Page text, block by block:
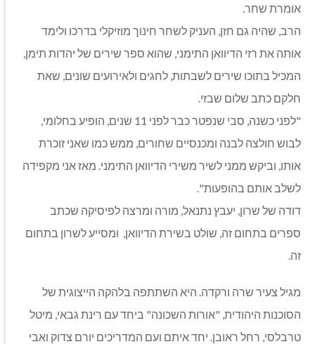
אומרת שחר.
הרב, שהיה גם חזן, העניק לשחר חינוך מוזיקלי בדרכו ולימד
אותה את רזי הדיוואן התימני, שהוא ספר שירים של יהדות תימן,
המכיל בתוכו שירים לשבתות, לחגים ולאירועים שונים, שאת
חלקם כתב שלום שבזי.
"לפני כשנה, סבי שנפטר כבר לפני 11 שנים, הופיע בחלומי,
לבוש חולצה לבנה ומכנסיים שחורים, ממש כמו שאני זוכרת
אותו, וביקש ממני לשיר משירי הדיוואן התימני. מאז אני מקפידה
לשלב אותם בהופעות".
דודה של שרון, יעבץ נתנאל, מורה ומרצה לפיסיקה שכתב
ספרים בתחום זה, שולט בשירת הדיוואן, ומסייע לשרון בתחום
זה.
מגיל צעיר שרה ורקדה. היא השתתפה בלהקה הייצוגית של
הסוכנות היהודית, "אורות השכונה" ביחד עם רינת גבאי, מיטל
טרבלסי, רחל ראובן. יחד איתם ועם המדריכים יורם צדוק ואבי